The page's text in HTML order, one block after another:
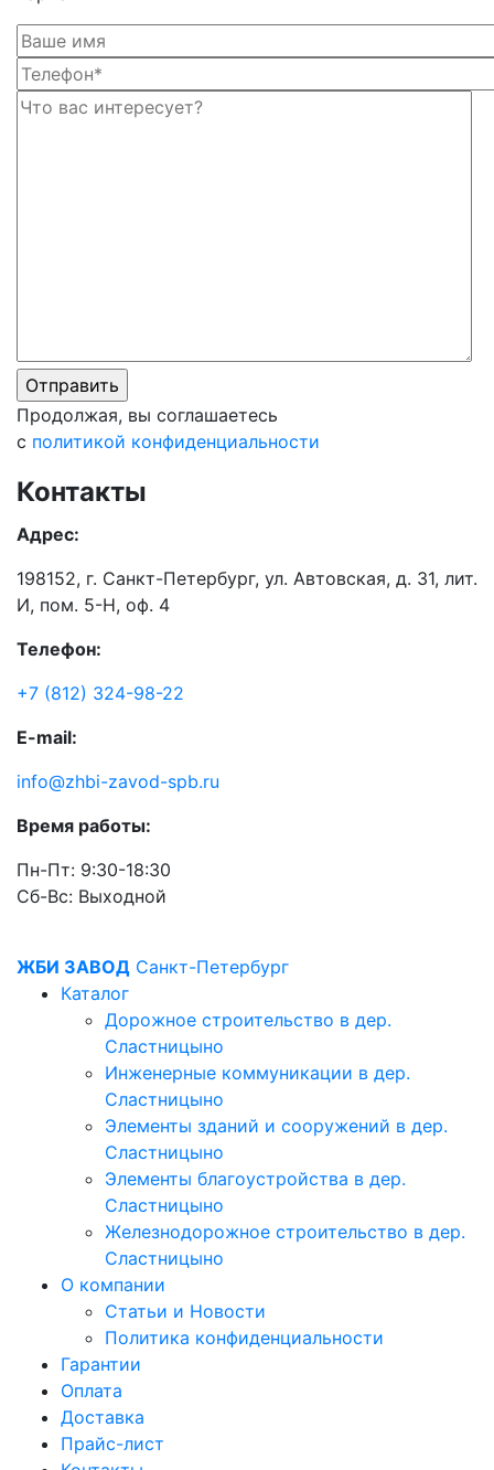
Продолжая, вы соглашаетесь
с политикой конфиденциальности
Контакты
Адрес:
198152, г. Санкт-Петербург, ул. Автовская, д. 31, лит.
И, пом. 5-Н, оф. 4
Телефон:
+7 (812) 324-98-22
E-mail:
info@zhbi-zavod-spb.ru
Время работы:
Пн-Пт: 9:30-18:30
Cб-Вс: Выходной
ЖБИ ЗАВОД Санкт-Петербург
Каталог
Дорожное строительство в дер.
Сластницыно
Инженерные коммуникации в дер.
Сластницыно
Элементы зданий и сооружений в дер.
Сластницыно
Элементы благоустройства в дер.
Сластницыно
Железнодорожное строительство в дер.
Сластницыно
О компании
Статьи и Новости
Политика конфиденциальности
Гарантии
Оплата
Доставка
Прайс-лист